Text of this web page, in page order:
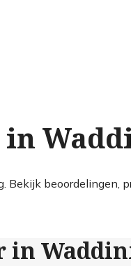
beoordelingen,
in